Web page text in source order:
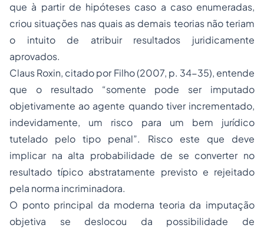
que à partir de hipóteses caso a caso enumeradas,
criou situações nas quais as demais teorias não teriam
o intuito de atribuir resultados juridicamente
aprovados.
Claus Roxin, citado por Filho (2007, p. 34-35), entende
que o resultado “somente pode ser imputado
objetivamente ao agente quando tiver incrementado,
indevidamente, um risco para um bem jurídico
tutelado pelo tipo penal”. Risco este que deve
implicar na alta probabilidade de se converter no
resultado típico abstratamente previsto e rejeitado
pela norma incriminadora.
O ponto principal da moderna teoria da imputação
objetiva se deslocou da possibilidade de